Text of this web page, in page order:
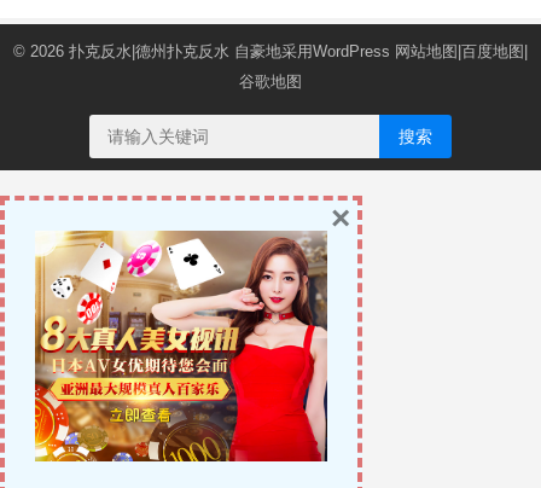
© 2026 扑克反水|德州扑克反水 自豪地采用WordPress 网站地图|百度地图|
谷歌地图
搜索
×